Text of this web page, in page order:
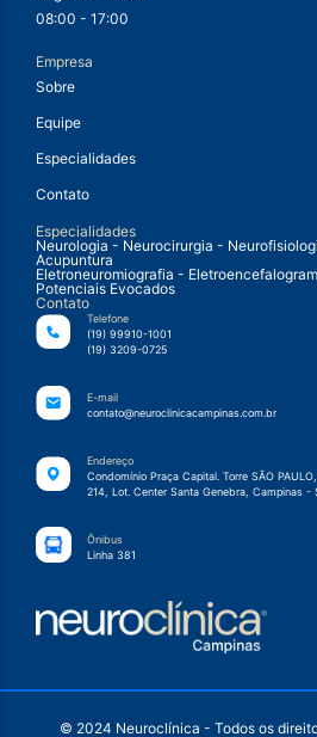
08:00 - 17:00
Empresa
Sobre
Equipe
Especialidades
Contato
Especialidades
Neurologia - Neurocirurgia -
Acupuntura
Eletroneuromiografia -
Potenciais Evocados
Contato
Telefone
(19) 99910-1001
(19) 3209-0725
E-mail
contato@neuroclinicacampinas.com.br
Endereço
Condomínio Praça Capital. Torre SÃO
214, Lot. Center Santa Genebra, Campinas
Ônibus
Linha 381
© 2024 Neuroclínica - Todos os